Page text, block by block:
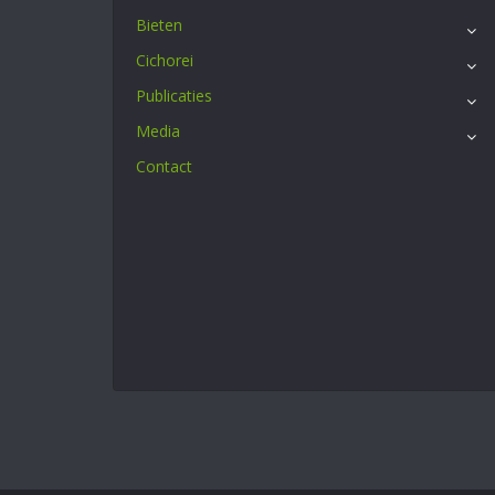
Bieten
Cichorei
Publicaties
Media
Contact